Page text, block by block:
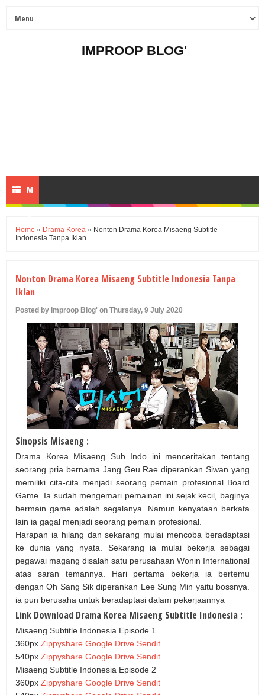
IMPROOP BLOG'
M
U
Home » Drama Korea » Nonton Drama Korea Misaeng Subtitle
Indonesia Tanpa Iklan
Nonton Drama Korea Misaeng Subtitle Indonesia Tanpa
Iklan
Posted by Improop Blog' on Thursday, 9 July 2020
Sinopsis Misaeng :
Drama Korea Misaeng Sub Indo ini menceritakan tentang
seorang pria bernama Jang Geu Rae diperankan Siwan yang
memiliki cita-cita menjadi seorang pemain profesional Board
Game. Ia sudah mengemari pemainan ini sejak kecil, baginya
bermain game adalah segalanya. Namun kenyataan berkata
lain ia gagal menjadi seorang pemain profesional.
Harapan ia hilang dan sekarang mulai mencoba beradaptasi
ke dunia yang nyata. Sekarang ia mulai bekerja sebagai
pegawai magang disalah satu perusahaan Wonin International
atas saran temannya. Hari pertama bekerja ia bertemu
dengan Oh Sang Sik diperankan Lee Sung Min yaitu bossnya.
ia pun berusaha untuk beradaptasi dalam pekerjaannya
Link Download Drama Korea Misaeng Subtitle Indonesia :
Misaeng Subtitle Indonesia Episode 1
360px Zippyshare Google Drive Sendit
540px Zippyshare Google Drive Sendit
Misaeng Subtitle Indonesia Episode 2
360px Zippyshare Google Drive Sendit